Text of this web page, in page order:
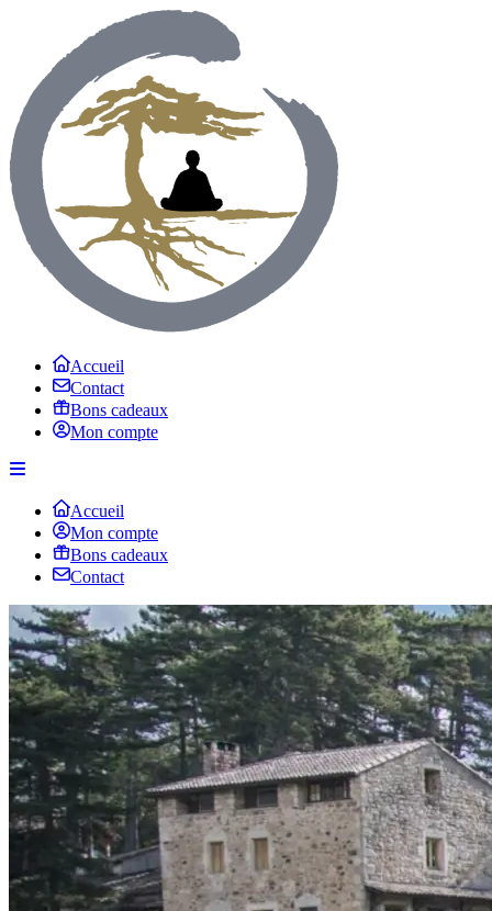
Accueil
Contact
Bons cadeaux
Mon compte
Accueil
Mon compte
Bons cadeaux
Contact